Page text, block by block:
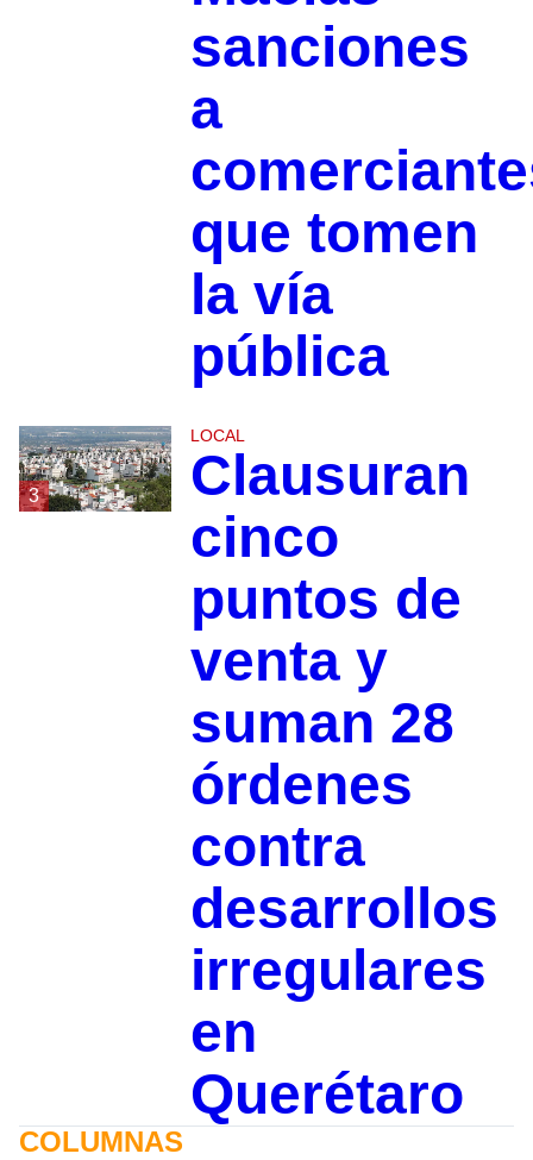
sanciones
a
que tomen
la vía
pública
3
LOCAL
Clausuran
cinco
puntos de
venta y
suman 28
órdenes
contra
desarrollos
irregulares
en
Querétaro
COLUMNAS